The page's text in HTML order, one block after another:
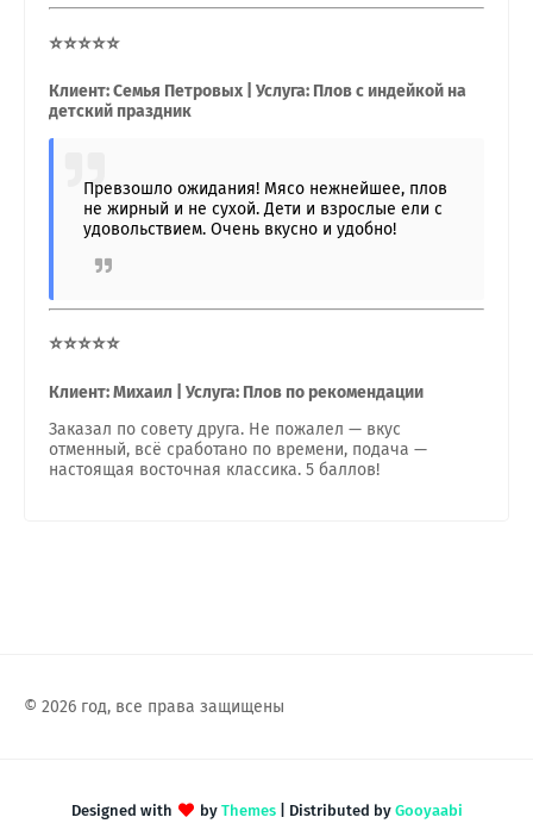
⭐⭐⭐⭐⭐
Клиент: Семья Петровых | Услуга: Плов с индейкой на
детский праздник
Превзошло ожидания! Мясо нежнейшее, плов
не жирный и не сухой. Дети и взрослые ели с
удовольствием. Очень вкусно и удобно!
⭐⭐⭐⭐⭐
Клиент: Михаил | Услуга: Плов по рекомендации
Заказал по совету друга. Не пожалел — вкус
отменный, всё сработано по времени, подача —
настоящая восточная классика. 5 баллов!
© 2026 год, все права защищены
Designed with by Themes| Distributed by Gooyaabi